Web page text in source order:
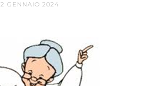
2 GENNAIO 2024